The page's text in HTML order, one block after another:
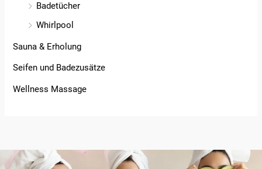
Badetücher
Whirlpool
Sauna & Erholung
Seifen und Badezusätze
Wellness Massage